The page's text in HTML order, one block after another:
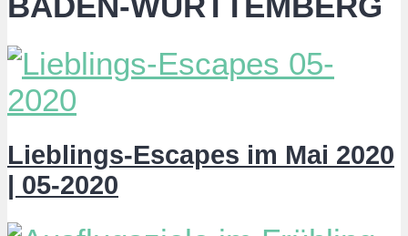
Lieblings-Escapes im Mai 2020
| 05-2020